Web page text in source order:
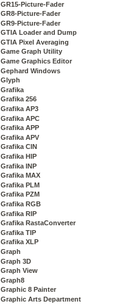
GR15-Picture-Fader
GR8-Picture-Fader
GR9-Picture-Fader
GTIA Loader and Dump
GTIA Pixel Averaging
Game Graph Utility
Game Graphics Editor
Gephard Windows
Glyph
Grafika
Grafika 256
Grafika AP3
Grafika APC
Grafika APP
Grafika APV
Grafika CIN
Grafika HIP
Grafika INP
Grafika MAX
Grafika PLM
Grafika PZM
Grafika RGB
Grafika RIP
Grafika RastaConverter
Grafika TIP
Grafika XLP
Graph
Graph 3D
Graph View
Graph8
Graphic 8 Painter
Graphic Arts Department